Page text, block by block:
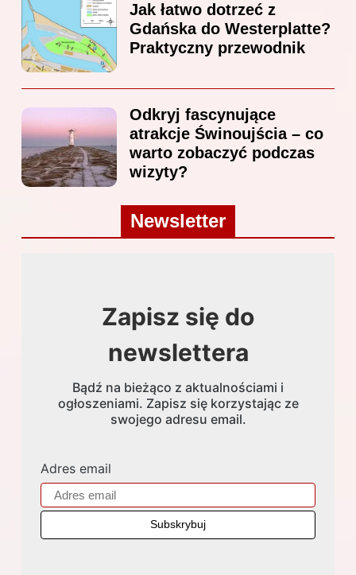
Jak łatwo dotrzeć z
Gdańska do Westerplatte?
Praktyczny przewodnik
Odkryj fascynujące
atrakcje Świnoujścia – co
warto zobaczyć podczas
wizyty?
Newsletter
Zapisz się do
newslettera
Bądź na bieżąco z aktualnościami i
ogłoszeniami. Zapisz się korzystając ze
swojego adresu email.
Adres email